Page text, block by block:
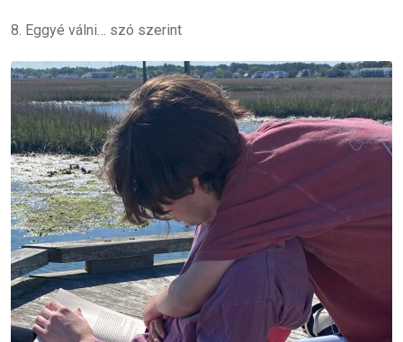
8. Eggyé válni… szó szerint